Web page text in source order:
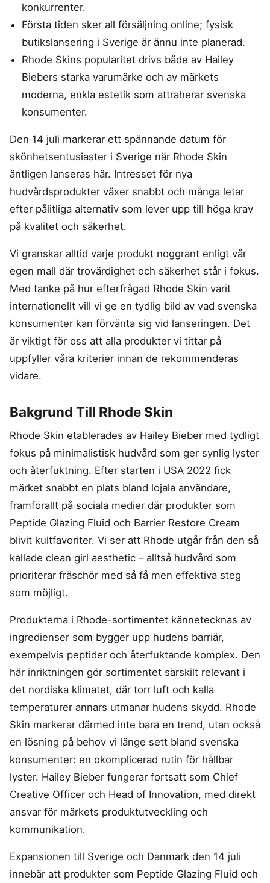
konkurrenter.
Första tiden sker all försäljning online; fysisk
butikslansering i Sverige är ännu inte planerad.
Rhode Skins popularitet drivs både av Hailey
Biebers starka varumärke och av märkets
moderna, enkla estetik som attraherar svenska
konsumenter.
Den 14 juli markerar ett spännande datum för
skönhetsentusiaster i Sverige när Rhode Skin
äntligen lanseras här. Intresset för nya
hudvårdsprodukter växer snabbt och många letar
efter pålitliga alternativ som lever upp till höga krav
på kvalitet och säkerhet.
Vi granskar alltid varje produkt noggrant enligt vår
egen mall där trovärdighet och säkerhet står i fokus.
Med tanke på hur efterfrågad Rhode Skin varit
internationellt vill vi ge en tydlig bild av vad svenska
konsumenter kan förvänta sig vid lanseringen. Det
är viktigt för oss att alla produkter vi tittar på
uppfyller våra kriterier innan de rekommenderas
vidare.
Bakgrund Till Rhode Skin
Rhode Skin etablerades av Hailey Bieber med tydligt
fokus på minimalistisk hudvård som ger synlig lyster
och återfuktning. Efter starten i USA 2022 fick
märket snabbt en plats bland lojala användare,
framförallt på sociala medier där produkter som
Peptide Glazing Fluid och Barrier Restore Cream
blivit kultfavoriter. Vi ser att Rhode utgår från den så
kallade clean girl aesthetic – alltså hudvård som
prioriterar fräschör med så få men effektiva steg
som möjligt.
Produkterna i Rhode-sortimentet kännetecknas av
ingredienser som bygger upp hudens barriär,
exempelvis peptider och återfuktande komplex. Den
här inriktningen gör sortimentet särskilt relevant i
det nordiska klimatet, där torr luft och kalla
temperaturer annars utmanar hudens skydd. Rhode
Skin markerar därmed inte bara en trend, utan också
en lösning på behov vi länge sett bland svenska
konsumenter: en okomplicerad rutin för hållbar
lyster. Hailey Bieber fungerar fortsatt som Chief
Creative Officer och Head of Innovation, med direkt
ansvar för märkets produktutveckling och
kommunikation.
Expansionen till Sverige och Danmark den 14 juli
innebär att produkter som Peptide Glazing Fluid och